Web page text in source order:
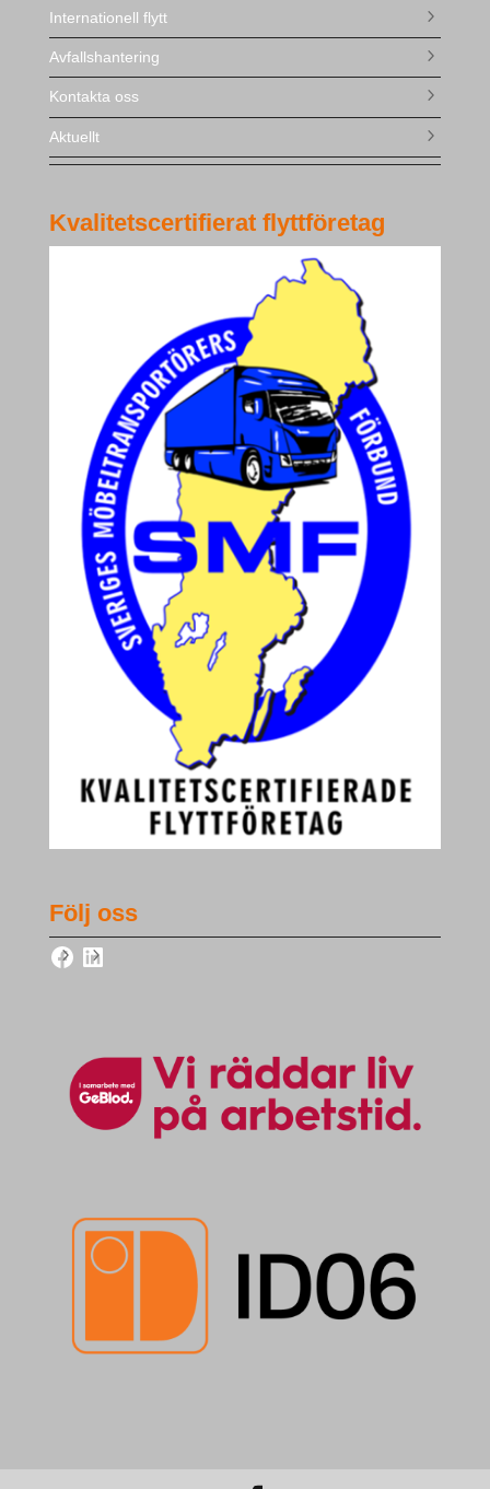
Internationell flytt
Avfallshantering
Kontakta oss
Aktuellt
Kvalitetscertifierat flyttföretag
Följ oss
FacebookLinkedIn